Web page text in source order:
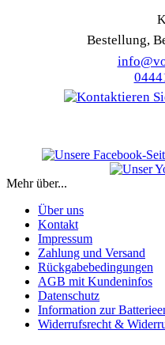
Bestellung,
Mehr über...
Über uns
Kontakt
Impressum
Zahlung und Versand
Rückgabebedingungen
AGB mit Kundeninfos
Datenschutz
Information zur
Widerrufsrecht &